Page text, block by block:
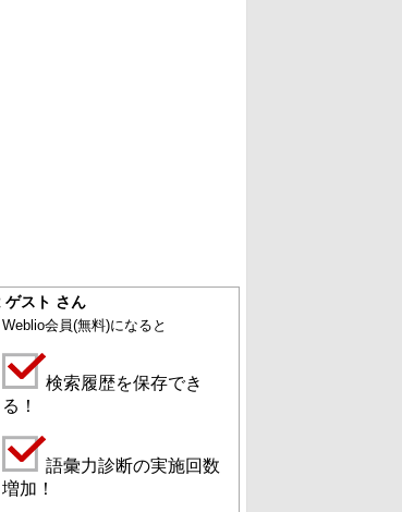
ゲスト さん
Weblio会員(無料)になると
検索履歴を保存でき
る！
語彙力診断の実施回数
増加！